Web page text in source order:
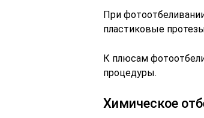
При
пластиковые
К плюсам
процедуры.
Химическое